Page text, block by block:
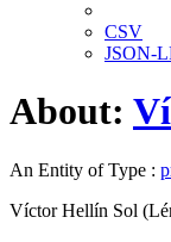
CSV
JSON-
About:
An Entity of Type :
Víctor Hellín Sol